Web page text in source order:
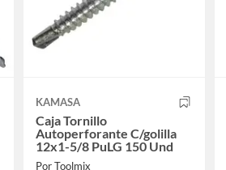
KAMASA
Caja Tornillo
Autoperforante C/golilla
12x1-5/8 PuLG 150 Und
Por Toolmix